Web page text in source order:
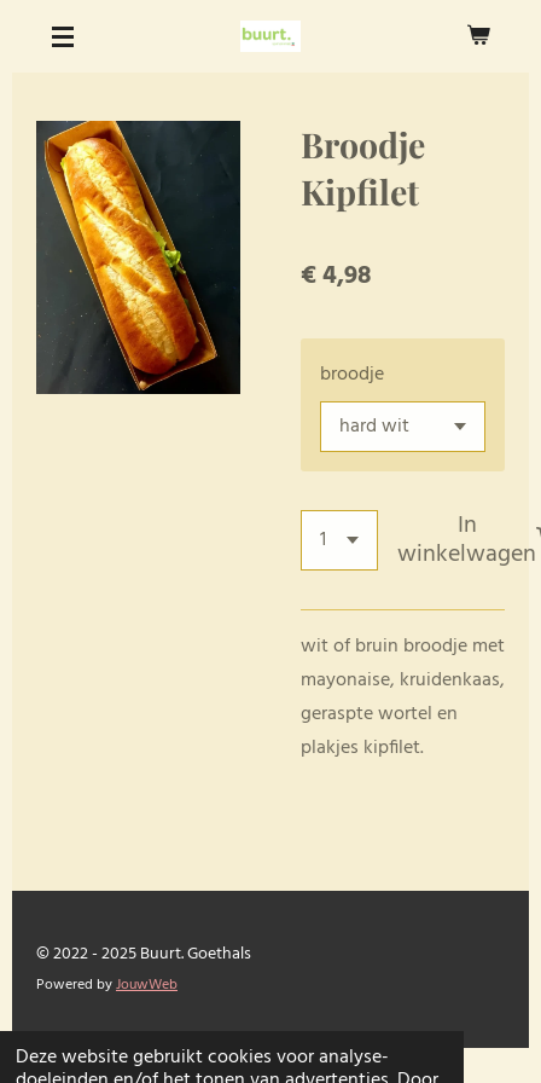
Deze website gebruikt cookies voor analyse-
hoofdinhoud
Broodje
Kipfilet
€ 4,98
broodje
In
winkelwagen
wit of bruin broodje met
mayonaise, kruidenkaas,
geraspte wortel en
plakjes kipfilet.
© 2022 - 2025 Buurt. Goethals
Powered byJouwWeb